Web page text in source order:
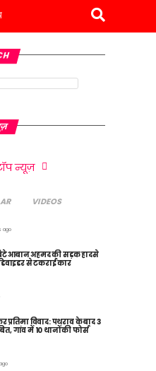
न्यूज़
VIDEOS
ago
आबान अहमद की सड़क हादसे
से टकराई कार
विवाद: पथराव के बाद 3
गांव में 10 थानों की फोर्स